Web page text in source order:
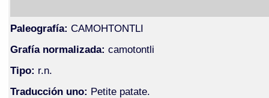
Paleografía: CAMOHTONTLI
Grafía normalizada: camotontli
Tipo: r.n.
Traducción uno: Petite patate.